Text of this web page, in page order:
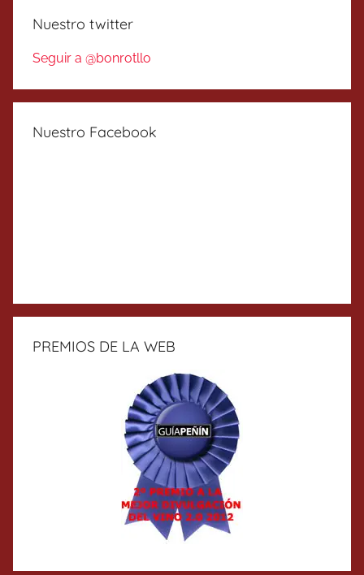
Nuestro twitter
Seguir a @bonrotllo
Nuestro Facebook
PREMIOS DE LA WEB